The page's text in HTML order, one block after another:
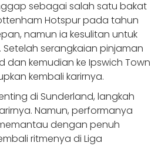
sebagai salah satu bakat
Hotspur pada tahun
namun ia kesulitan untuk
serangkaian pinjaman
dan kemudian ke Ipswich Town
kembali karirnya.
di Sunderland, langkah
Namun, performanya
dengan penuh
ritmenya di Liga